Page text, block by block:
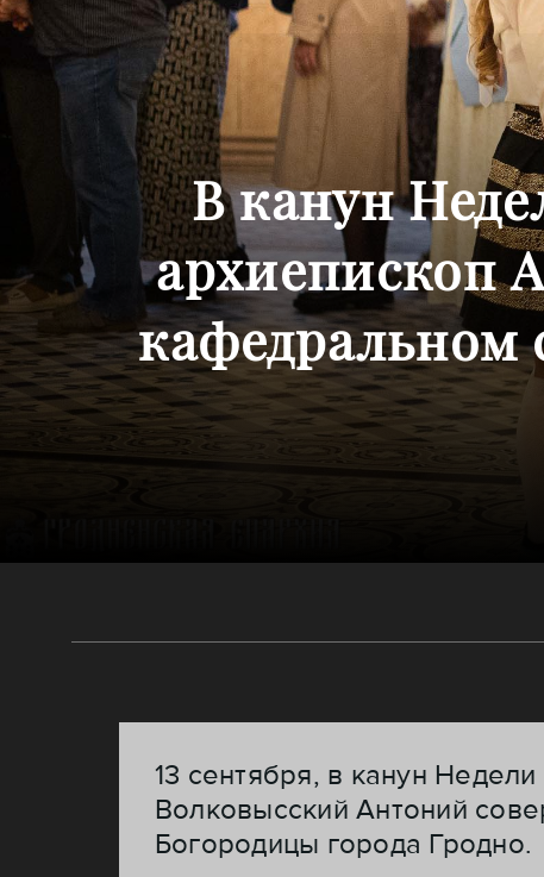
В канун
архиепископ
кафедральном
13 сентября, в канун
Волковысский Антоний
Богородицы города Гродно.